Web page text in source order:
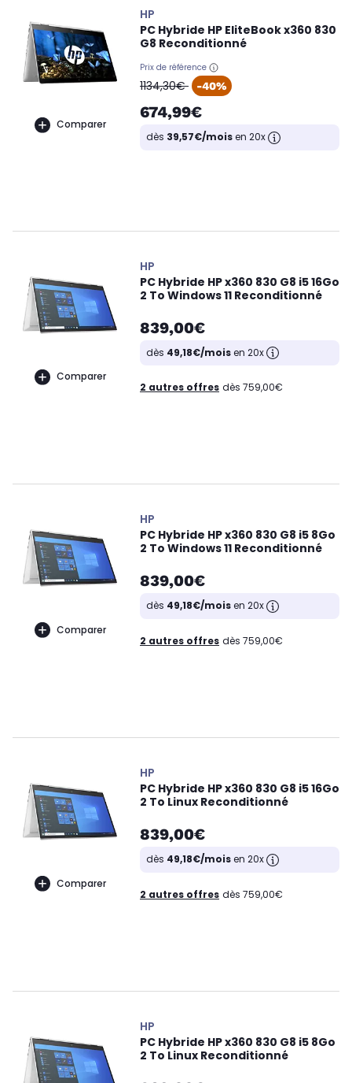
Comparer
HP
PC Hybride HP EliteBook x360 830
G8 Reconditionné
Prix de référence
oldPrice
1134,30€ -40%
674,99€
dès 39,57€/moisen 20x
Comparer
HP
PC Hybride HP x360 830 G8 i5 16Go
2 To Windows 11 Reconditionné
839,00€
dès 49,18€/moisen 20x
2 autres offres dès 759,00€
Comparer
HP
PC Hybride HP x360 830 G8 i5 8Go
2 To Windows 11 Reconditionné
839,00€
dès 49,18€/moisen 20x
2 autres offres dès 759,00€
Comparer
HP
PC Hybride HP x360 830 G8 i5 16Go
2 To Linux Reconditionné
839,00€
dès 49,18€/moisen 20x
2 autres offres dès 759,00€
HP
PC Hybride HP x360 830 G8 i5 8Go
2 To Linux Reconditionné